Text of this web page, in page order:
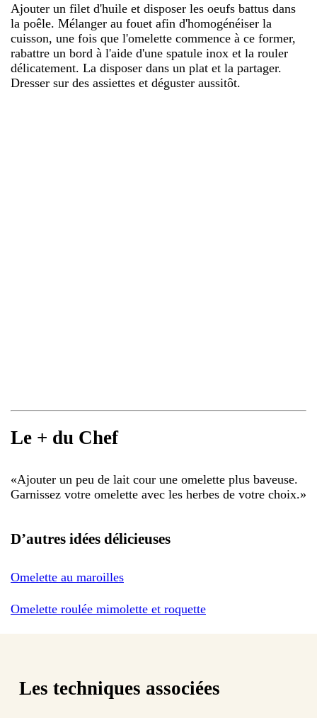
Ajouter un filet d'huile et disposer les oeufs battus dans
la poêle. Mélanger au fouet afin d'homogénéiser la
cuisson, une fois que l'omelette commence à ce former,
rabattre un bord à l'aide d'une spatule inox et la rouler
délicatement. La disposer dans un plat et la partager.
Dresser sur des assiettes et déguster aussitôt.
Le + du Chef
«Ajouter un peu de lait cour une omelette plus baveuse.
Garnissez votre omelette avec les herbes de votre choix.»
D’autres idées délicieuses
Omelette au maroilles
Omelette roulée mimolette et roquette
Les techniques associées